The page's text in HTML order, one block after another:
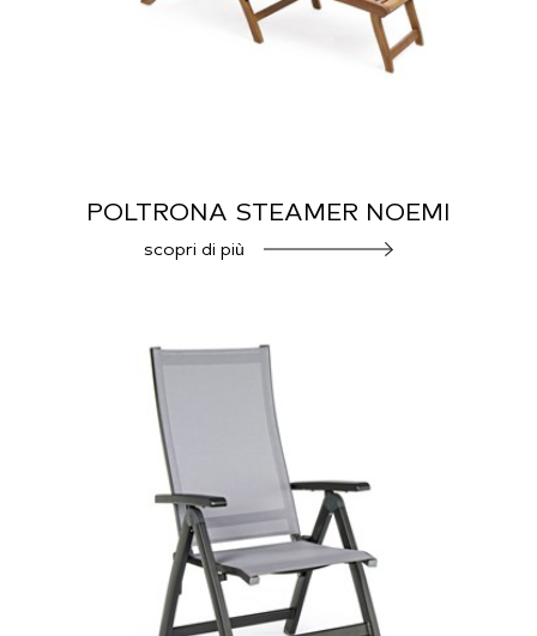
POLTRONA STEAMER NOEMI
scopri di più